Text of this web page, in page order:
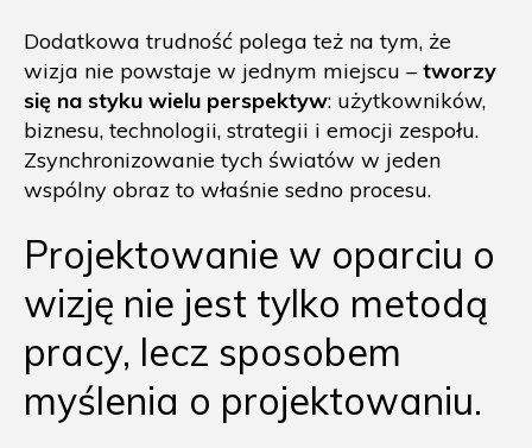
Dodatkowa trudność polega też na tym, że
wizja nie powstaje w jednym miejscu – tworzy
się na styku wielu perspektyw: użytkowników,
biznesu, technologii, strategii i emocji zespołu.
Zsynchronizowanie tych światów w jeden
wspólny obraz to właśnie sedno procesu.
Projektowanie w oparciu o
wizję nie jest tylko metodą
pracy, lecz sposobem
myślenia o projektowaniu.